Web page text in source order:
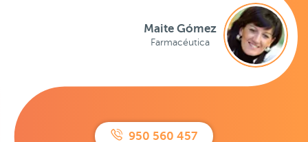
950 560 457
Maite Gómez
Farmacéutica